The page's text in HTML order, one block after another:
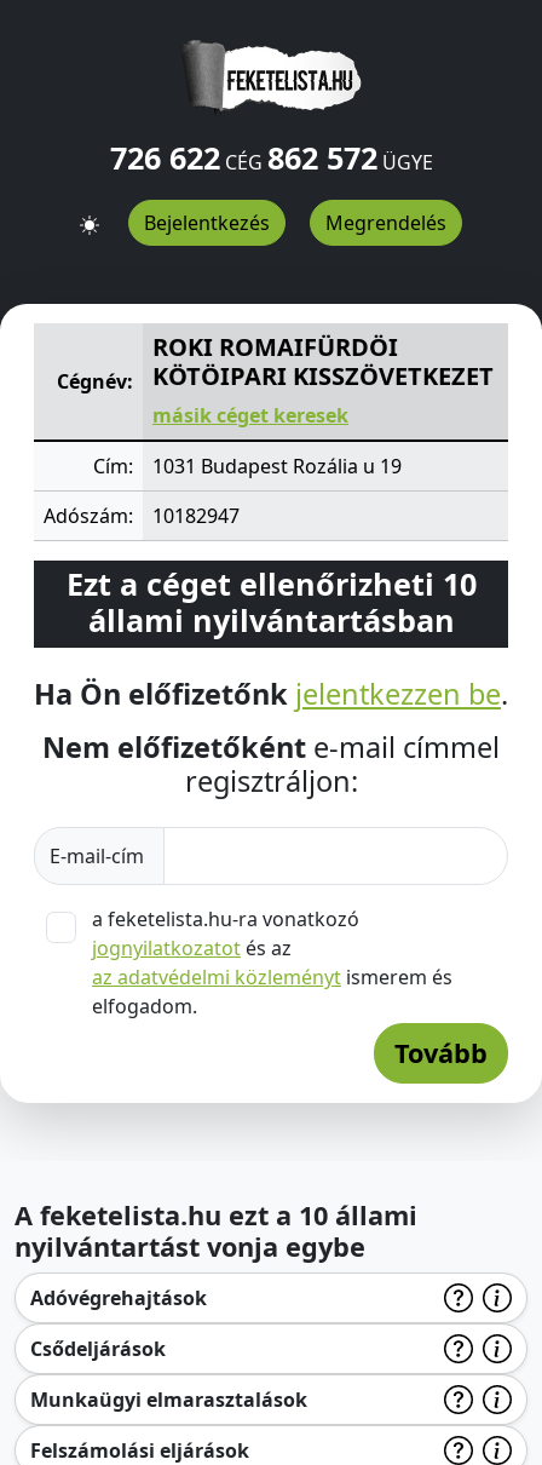
726 622CÉG 862 572ÜGYE
Bejelentkezés Megrendelés
ROKI ROMAIFÜRDÖI KÖTÖIPARI KISSZÖVETKEZET
Cégnév:
ROKI ROMAIFÜRDÖI
KÖTÖIPARI KISSZÖVETKEZET
másik céget keresek
Cím:
1031 Budapest Rozália u 19
Adószám:
10182947
Ezt a céget ellenőrizheti 10
állami nyilvántartásban
Ha Ön előfizetőnk jelentkezzen be.
Nem előfizetőként e-mail címmel
regisztráljon:
E-mail-cím
a feketelista.hu-ra vonatkozó
jognyilatkozatot és az
az adatvédelmi közleményt ismerem és
elfogadom.
Tovább
A feketelista.hu ezt a 10 állami
nyilvántartást vonja egybe
Adóvégrehajtások
Csődeljárások
Munkaügyi elmarasztalások
Felszámolási eljárások